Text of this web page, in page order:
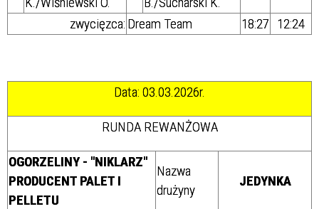
zwycięzca: Dream Team 18:27 12:24
Data: 03.03.2026r.
RUNDA REWANŻOWA
OGORZELINY - "NIKLARZ"
PRODUCENT PALET I
PELLETU
Nazwa
drużyny
JEDYNKA